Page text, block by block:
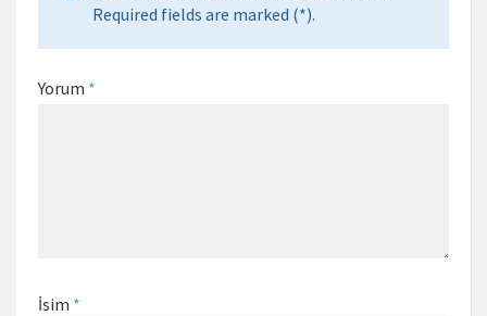
Required fields are marked (*).
Yorum *
İsim *